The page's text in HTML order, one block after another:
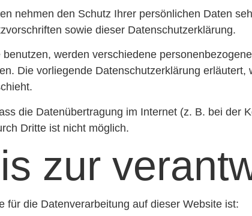
nehmen den Schutz Ihrer persönlichen Daten
sowie dieser Datenschutzerklärung.
werden verschiedene
Die vorliegende Datenschutzerklärung
die Datenübertragung im Internet (z. B. bei der
Dritte ist nicht möglich.
zur
für die Datenverarbeitung auf dieser Website ist: